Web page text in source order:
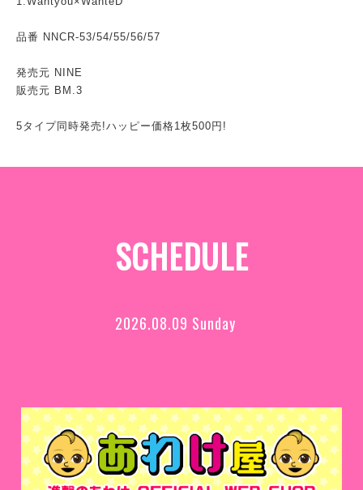
品番 NNCR-53/54/55/56/57
発売元 NINE
販売元 BM.3
5タイプ同時発売!ハッピー価格1枚500円!
SCHEDULE
2026.08.09 Sunday